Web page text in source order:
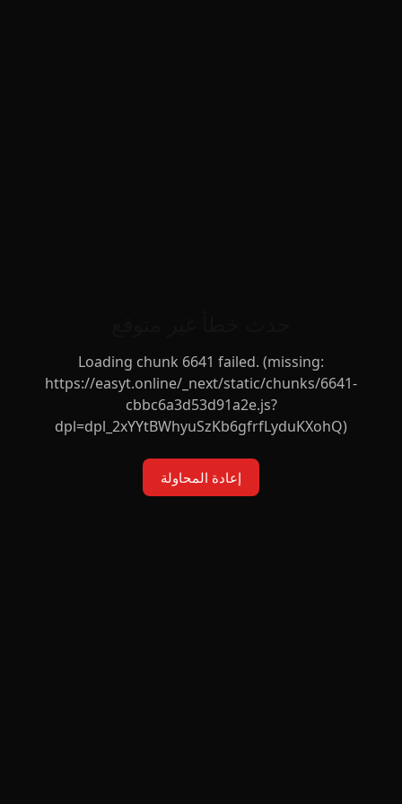
Loading chunk 6641 failed. (missing:
https://easyt.online/_next/static/chunks/6641-
cbbc6a3d53d91a2e.js?
dpl=dpl_2xYYtBWhyuSzKb6gfrfLyduKXohQ)
إعادة المحاولة